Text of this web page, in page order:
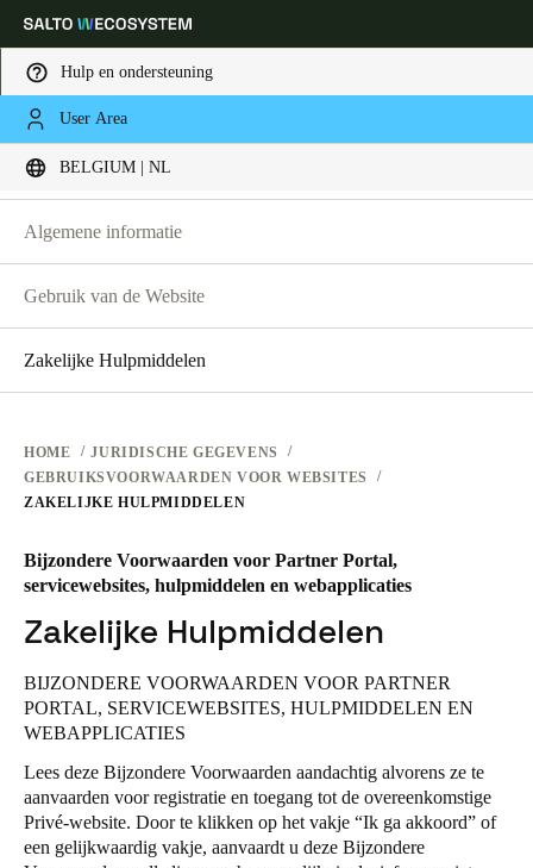
Hulp en ondersteuning
User Area
BELGIUM | NL
Kies uw locatie- en taalinstellingen
Belgium| Nederlands
Switzerland
DeutschFrançaisItaliano
United Kingdom
English
Ireland
English
France
Français
Netherlands
NederlandsEnglish
GEBRUIKSVOORWAARDEN VOOR WEBSITES
HARDWAREVOORWAARDEN
SOFTWAREVOORWAARDEN
ZAKELIJKE TRANSACTIES
GEBRUIKSVOORWAARDEN VOOR WEBSITES
Algemene informatie
Gebruik van de Website
Zakelijke Hulpmiddelen
HOME
JURIDISCHE GEGEVENS
GEBRUIKSVOORWAARDEN VOOR WEBSITES
ZAKELIJKE HULPMIDDELEN
Bijzondere Voorwaarden voor Partner Portal,
servicewebsites, hulpmiddelen en webapplicaties
Zakelijke Hulpmiddelen
BIJZONDERE VOORWAARDEN VOOR PARTNER
PORTAL, SERVICEWEBSITES, HULPMIDDELEN EN
WEBAPPLICATIES
Lees deze Bijzondere Voorwaarden aandachtig alvorens ze te
aanvaarden voor registratie en toegang tot de overeenkomstige
Privé-website. Door te klikken op het vakje “Ik ga akkoord” of
een gelijkwaardig vakje, aanvaardt u deze Bijzondere